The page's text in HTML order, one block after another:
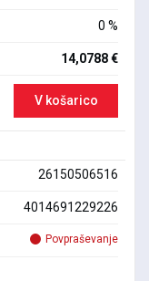
0 %
14,0788 €
V košarico
26150506516
4014691229226
Povpraševanje